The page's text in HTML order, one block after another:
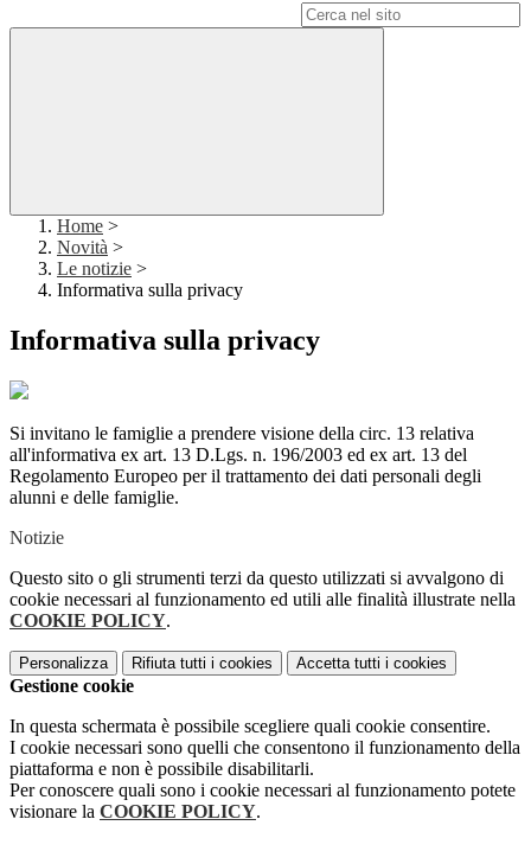
Home >
Novità >
Le notizie >
Informativa sulla privacy
Informativa sulla privacy
Si invitano le famiglie a prendere visione della circ. 13 relativa
all'informativa ex art. 13 D.Lgs. n. 196/2003 ed ex art. 13 del
Regolamento Europeo per il trattamento dei dati personali degli
alunni e delle famiglie.
Notizie
Questo sito o gli strumenti terzi da questo utilizzati si avvalgono di
cookie necessari al funzionamento ed utili alle finalità illustrate nella
COOKIE POLICY.
Personalizza Rifiuta tutti i cookies Accetta tutti i cookies
Gestione cookie
In questa schermata è possibile scegliere quali cookie consentire.
I cookie necessari sono quelli che consentono il funzionamento della
piattaforma e non è possibile disabilitarli.
Per conoscere quali sono i cookie necessari al funzionamento potete
visionare la COOKIE POLICY.